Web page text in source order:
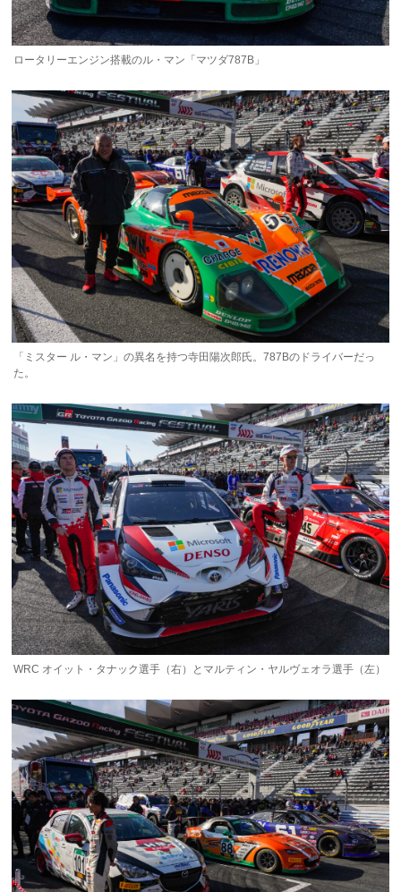
ロータリーエンジン搭載のル・マン「マツダ787B」
「ミスター ル・マン」の異名を持つ寺田陽次郎氏。787Bのドライバーだっ
た。
WRC オイット・タナック選手（右）とマルティン・ヤルヴェオラ選手（左）